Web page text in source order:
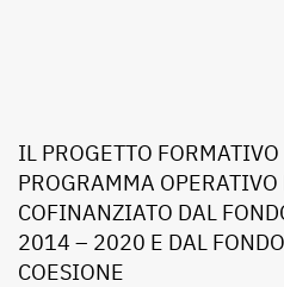
IL PROGETTO
PROGRAMMA
COFINANZIATO DAL
2014 – 2020 E DAL
COESIONE